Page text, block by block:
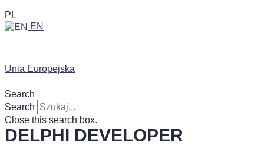
PL
EN
Unia Europejska
Search
Search
Close this search box.
DELPHI DEVELOPER